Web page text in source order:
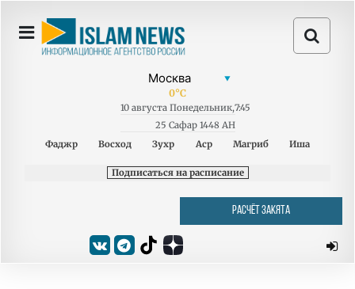
0°C
10 августа Понедельник,7:45
25 Сафар 1448 AH
Фаджр
Восход Зухр Аср Магриб Иша
Подписаться на расписание
РАСЧЁТ ЗАКЯТА